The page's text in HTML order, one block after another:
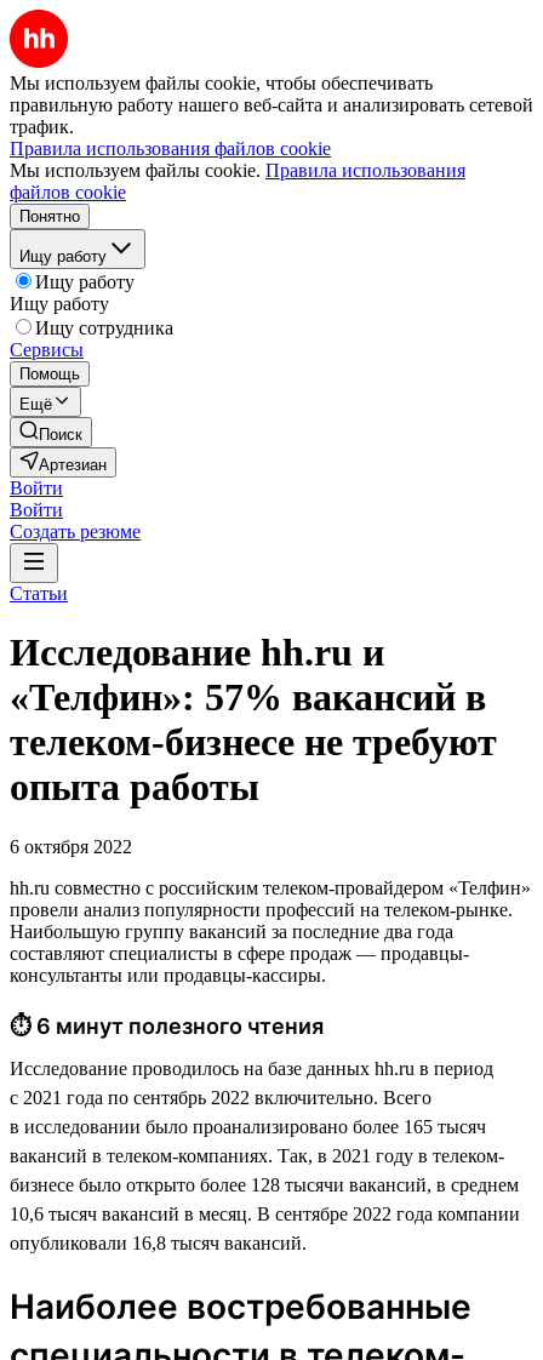
Мы используем файлы cookie, чтобы обеспечивать
правильную работу нашего веб-сайта и анализировать сетевой
трафик.
Правила использования файлов cookie
Мы используем файлы cookie. Правила использования
файлов cookie
Понятно
Ищу работу
Ищу работу
Ищу работу
Ищу сотрудника
Сервисы
Помощь
Ещё
Поиск
Артезиан
Войти
Войти
Создать резюме
Статьи
Исследование hh.ru и
«Телфин»: 57% вакансий в
телеком-бизнесе не требуют
опыта работы
6 октября 2022
hh.ru совместно с российским телеком-провайдером «Телфин»
провели анализ популярности профессий на телеком-рынке.
Наибольшую группу вакансий за последние два года
составляют специалисты в сфере продаж — продавцы-
консультанты или продавцы-кассиры.
⏱ 6 минут полезного чтения
Исследование проводилось на базе данных hh.ru в период
с 2021 года по сентябрь 2022 включительно. Всего
в исследовании было проанализировано более 165 тысяч
вакансий в телеком-компаниях. Так, в 2021 году в телеком-
бизнесе было открыто более 128 тысячи вакансий, в среднем
10,6 тысяч вакансий в месяц. В сентябре 2022 года компании
опубликовали 16,8 тысяч вакансий.
Наиболее востребованные